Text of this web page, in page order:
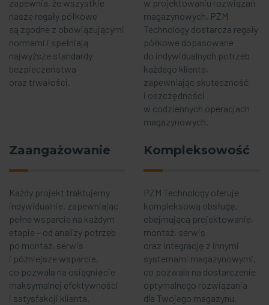
zapewnia, że wszystkie
nasze regały półkowe
są zgodne z obowiązującymi
normami i spełniają
najwyższe standardy
bezpieczeństwa
oraz trwałości.
w projektowaniu rozwiązań
magazynowych, PZM
Technology dostarcza regały
półkowe dopasowane
do indywidualnych potrzeb
każdego klienta,
zapewniając skuteczność
i oszczędności
w codziennych operacjach
magazynowych.
Zaangażowanie
Każdy projekt traktujemy
indywidualnie, zapewniając
pełne wsparcie na każdym
etapie – od analizy potrzeb
po montaż, serwis
i późniejsze wsparcie,
co pozwala na osiągnięcie
maksymalnej efektywności
i satysfakcji klienta.
Kompleksowość
PZM Technology oferuje
kompleksową obsługę,
obejmującą projektowanie,
montaż, serwis
oraz integrację z innymi
systemami magazynowymi,
co pozwala na dostarczenie
optymalnego rozwiązania
dla Twojego magazynu.